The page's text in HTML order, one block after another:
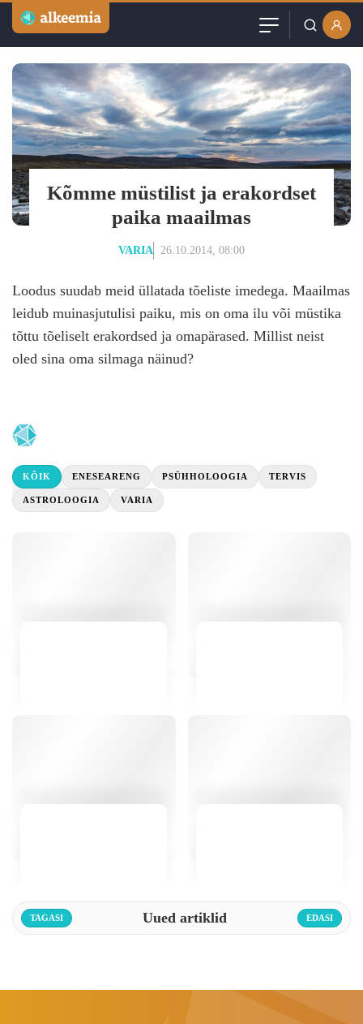
Artiklid
Podcast
Videod
Veebinarid
Kasutajanimi või email
Parool
Jäta mind meelde
Loo tasuta konto
Kõmme müstilist ja erakordset
paika maailmas
VARIA 26.10.2014, 08:00
Loodus suudab meid üllatada tõeliste imedega. Maailmas
leidub muinasjutulisi paiku, mis on oma ilu või müstika
tõttu tõeliselt erakordsed ja omapärased. Millist neist
oled sina oma silmaga näinud?
KÕIK ENESEARENG PSÜHHOLOOGIA TERVIS
ASTROLOOGIA VARIA
TAGASI Uued artiklid EDASI